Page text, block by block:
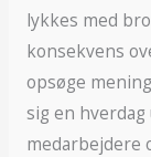
lykkes med
konsekvens
opsøge
sig en
medarbejdere